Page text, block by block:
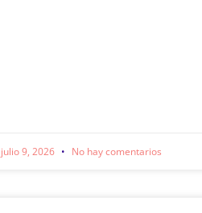
julio 9, 2026 No hay comentarios